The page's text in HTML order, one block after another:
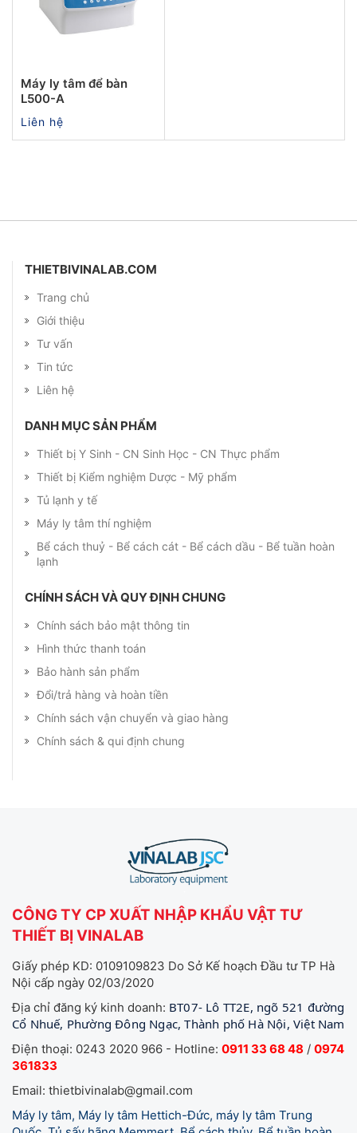
Máy ly tâm để bàn
L500-A
Liên hệ
THIETBIVINALAB.COM
Trang chủ
Giới thiệu
Tư vấn
Tin tức
Liên hệ
DANH MỤC SẢN PHẨM
Thiết bị Y Sinh - CN Sinh Học - CN Thực phẩm
Thiết bị Kiểm nghiệm Dược - Mỹ phẩm
Tủ lạnh y tế
Máy ly tâm thí nghiệm
Bể cách thuỷ - Bể cách cát - Bể cách dầu - Bể tuần hoàn
lạnh
CHÍNH SÁCH VÀ QUY ĐỊNH CHUNG
Chính sách bảo mật thông tin
Hình thức thanh toán
Bảo hành sản phẩm
Đổi/trả hàng và hoàn tiền
Chính sách vận chuyển và giao hàng
Chính sách & qui định chung
CÔNG TY CP XUẤT NHẬP KHẨU VẬT TƯ
THIẾT BỊ VINALAB
Giấy phép KD: 0109109823 Do Sở Kế hoạch Đầu tư TP Hà
Nội cấp ngày 02/03/2020
Địa chỉ đăng ký kinh doanh: BT07- Lô TT2E, ngõ 521 đường
Cổ Nhuế, Phường Đông Ngạc, Thành phố Hà Nội, Việt Nam
Điện thoại: 0243 2020 966 - Hotline: 0911 33 68 48 / 0974
361833
Email: thietbivinalab@gmail.com
Máy ly tâm, Máy ly tâm Hettich-Đức, máy ly tâm Trung